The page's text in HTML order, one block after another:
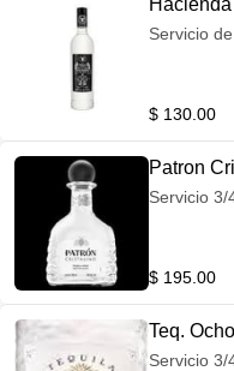
Servicio
$ 130.00
Patron
Servicio
$ 195.00
Teq. Ocho